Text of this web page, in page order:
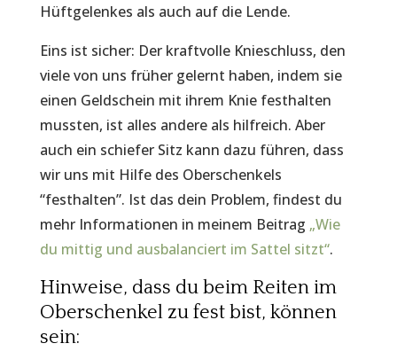
Hüftgelenkes als auch auf die Lende.
Eins ist sicher: Der kraftvolle Knieschluss, den
viele von uns früher gelernt haben, indem sie
einen Geldschein mit ihrem Knie festhalten
mussten, ist alles andere als hilfreich. Aber
auch ein schiefer Sitz kann dazu führen, dass
wir uns mit Hilfe des Oberschenkels
“festhalten”. Ist das dein Problem, findest du
mehr Informationen in meinem Beitrag „Wie
du mittig und ausbalanciert im Sattel sitzt“.
Hinweise, dass du beim Reiten im
Oberschenkel zu fest bist, können
sein: